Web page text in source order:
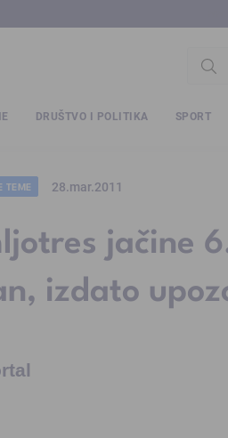
DRUŠTVO I POLITIKA SPORT
TEME 28.mar.2011
jačine
izdato